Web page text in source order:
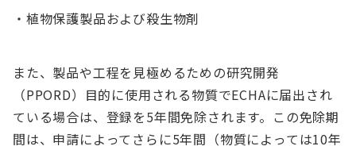
・植物保護製品および殺生物剤
また、製品や工程を見極めるための研究開発
（PPORD）目的に使用される物質でECHAに届出され
ている場合は、登録を5年間免除されます。この免除期
間は、申請によってさらに5年間（物質によっては10年